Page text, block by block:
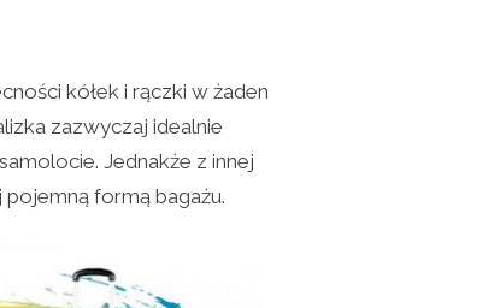
kółek i rączki w żaden
zazwyczaj idealnie
Jednakże z innej
formą bagażu.